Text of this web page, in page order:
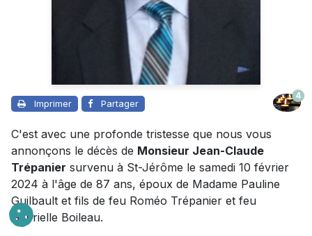
Imprimer Partager
4
C'est avec une profonde tristesse que nous vous
annonçons le décès de Monsieur Jean-Claude
Trépanier survenu à St-Jérôme le samedi 10 février
2024 à l'âge de 87 ans, époux de Madame Pauline
Guilbault et fils de feu Roméo Trépanier et feu
Gabrielle Boileau.